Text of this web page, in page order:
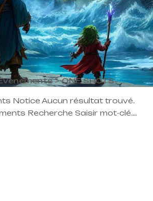
>ONE SHOTS
Notice Aucun résultat trouvé.
Recherche Saisir mot-clé.